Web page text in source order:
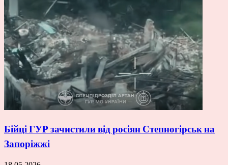
Бійці ГУР зачистили від росіян Степногірськ на
Запоріжжі